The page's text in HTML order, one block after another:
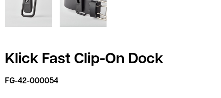
Klick Fast Clip-On Dock
FG-42-000054